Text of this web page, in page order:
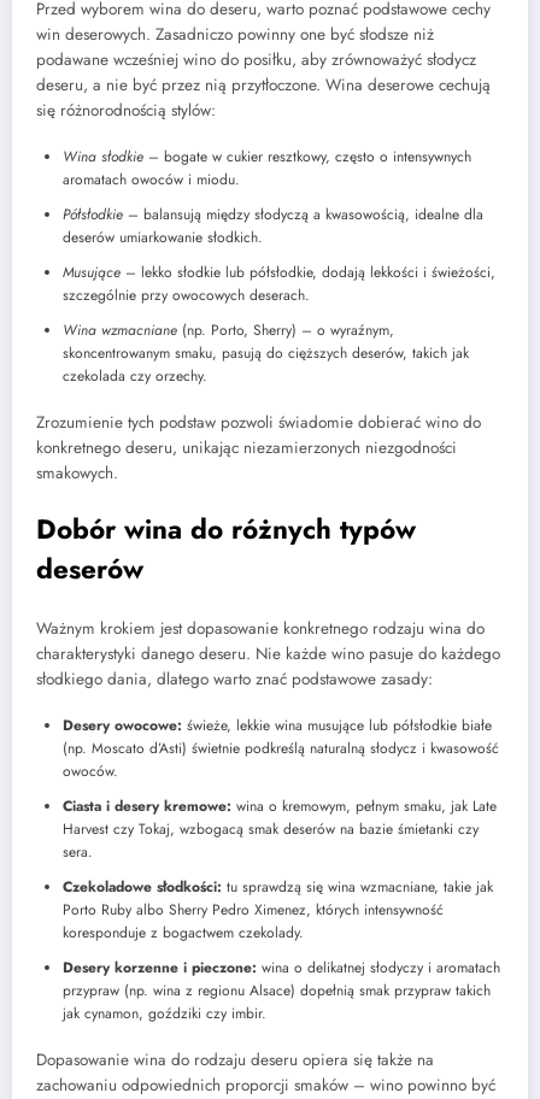
Przed wyborem wina do deseru, warto poznać podstawowe cechy
win deserowych. Zasadniczo powinny one być słodsze niż
podawane wcześniej wino do posiłku, aby zrównoważyć słodycz
deseru, a nie być przez nią przytłoczone. Wina deserowe cechują
się różnorodnością stylów:
Wina słodkie – bogate w cukier resztkowy, często o intensywnych
aromatach owoców i miodu.
Półsłodkie – balansują między słodyczą a kwasowością, idealne dla
deserów umiarkowanie słodkich.
Musujące – lekko słodkie lub półsłodkie, dodają lekkości i świeżości,
szczególnie przy owocowych deserach.
Wina wzmacniane (np. Porto, Sherry) – o wyraźnym,
skoncentrowanym smaku, pasują do cięższych deserów, takich jak
czekolada czy orzechy.
Zrozumienie tych podstaw pozwoli świadomie dobierać wino do
konkretnego deseru, unikając niezamierzonych niezgodności
smakowych.
Dobór wina do różnych typów
deserów
Ważnym krokiem jest dopasowanie konkretnego rodzaju wina do
charakterystyki danego deseru. Nie każde wino pasuje do każdego
słodkiego dania, dlatego warto znać podstawowe zasady:
Desery owocowe: świeże, lekkie wina musujące lub półsłodkie białe
(np. Moscato d’Asti) świetnie podkreślą naturalną słodycz i kwasowość
owoców.
Ciasta i desery kremowe: wina o kremowym, pełnym smaku, jak Late
Harvest czy Tokaj, wzbogacą smak deserów na bazie śmietanki czy
sera.
Czekoladowe słodkości: tu sprawdzą się wina wzmacniane, takie jak
Porto Ruby albo Sherry Pedro Ximenez, których intensywność
koresponduje z bogactwem czekolady.
Desery korzenne i pieczone: wina o delikatnej słodyczy i aromatach
przypraw (np. wina z regionu Alsace) dopełnią smak przypraw takich
jak cynamon, goździki czy imbir.
Dopasowanie wina do rodzaju deseru opiera się także na
zachowaniu odpowiednich proporcji smaków – wino powinno być